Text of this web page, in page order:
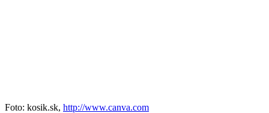
Foto: kosik.sk, http://www.canva.com